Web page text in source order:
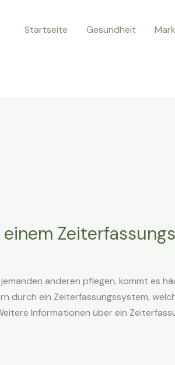
Startseite Gesundheit
anderen pflegen, kommt es
durch ein Zeiterfassungssystem,
Informationen über ein